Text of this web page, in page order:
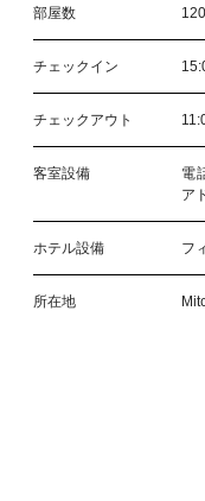
部屋数
チェックイン
チェックアウト
客室設備
電
ア
ホテル設備 フ
所在地